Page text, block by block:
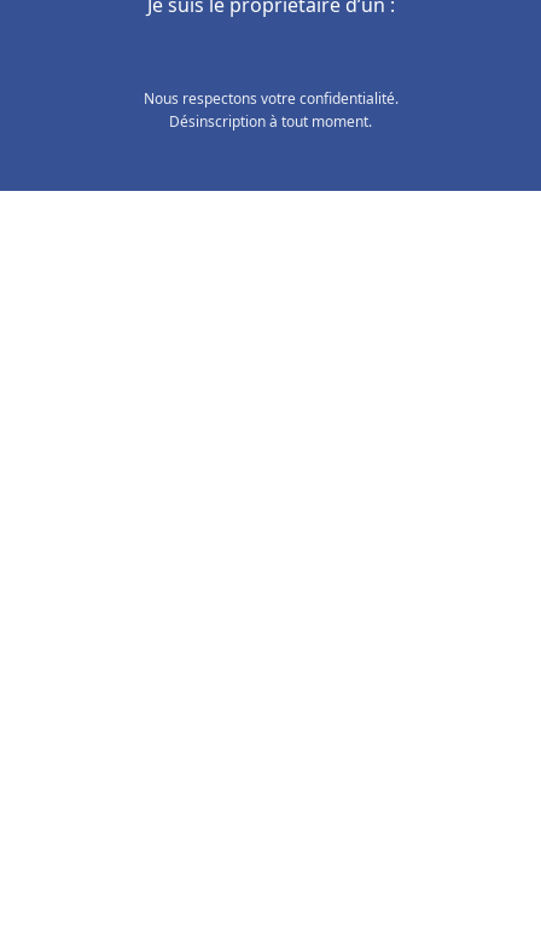
Nous respectons votre confidentialité.
Désinscription à tout moment.